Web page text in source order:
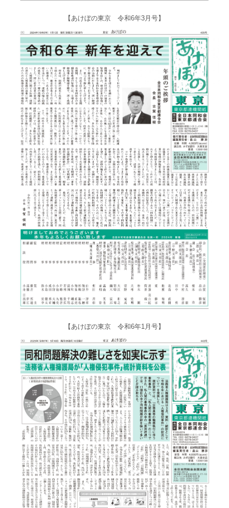
【あけぼの東京 令和6年3月号】
【あけぼの東京 令和6年1月号】